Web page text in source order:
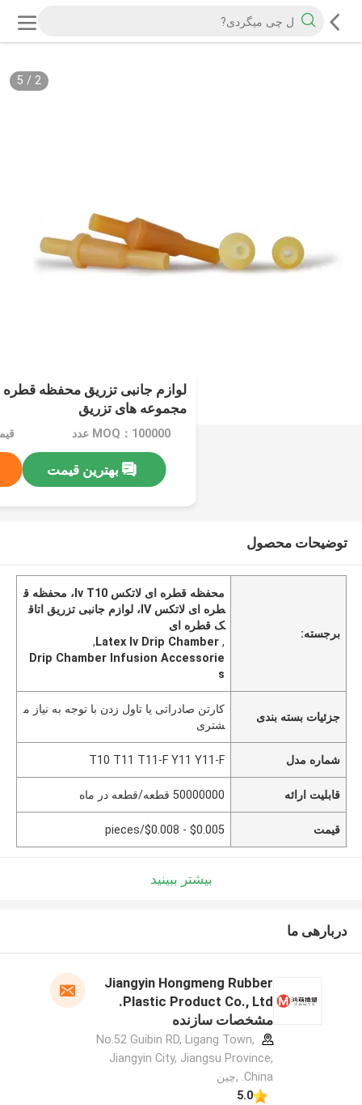
2
/
5
مجموعه های تزریق
MOQ：100000 عدد
بهترین قیمت
توضیحات محصول
برجسته:
محفظه قطره ای لاتکس Iv T10، محفظه ق
طره ای لاتکس IV، لوازم جانبی تزریق اتاق
ک قطره ای
,
Latex Iv Drip Chamber
,
Drip Chamber Infusion Accessorie
s
جزئیات بسته بندی
کارتن صادراتی یا تاول زدن با توجه به نیاز م
شتری
شماره مدل T10 T11 T11-F Y11 Y11-F
قابلیت ارائه 50000000 قطعه/قطعه در ماه
قیمت $0.005 - $0.008/pieces
بیشتر ببینید
دربارهی ما
Jiangyin Hongmeng Rubber
Plastic Product Co., Ltd.
مشخصات سازنده
No.52 Guibin RD, Ligang Town,
Jiangyin City, Jiangsu Province,
China. ,چین
5.0